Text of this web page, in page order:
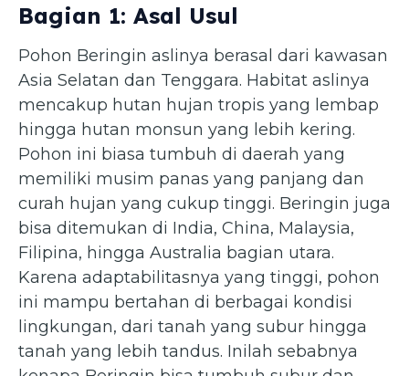
Bagian 1: Asal Usul
Pohon Beringin aslinya berasal dari kawasan
Asia Selatan dan Tenggara. Habitat aslinya
mencakup hutan hujan tropis yang lembap
hingga hutan monsun yang lebih kering.
Pohon ini biasa tumbuh di daerah yang
memiliki musim panas yang panjang dan
curah hujan yang cukup tinggi. Beringin juga
bisa ditemukan di India, China, Malaysia,
Filipina, hingga Australia bagian utara.
Karena adaptabilitasnya yang tinggi, pohon
ini mampu bertahan di berbagai kondisi
lingkungan, dari tanah yang subur hingga
tanah yang lebih tandus. Inilah sebabnya